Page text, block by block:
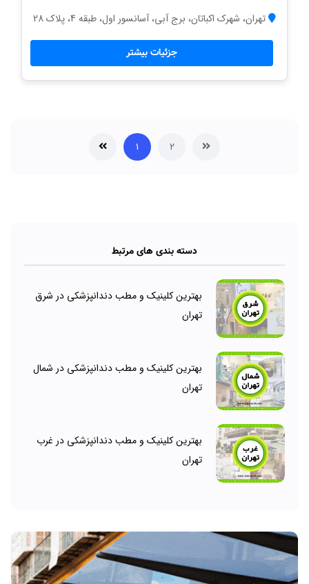
تهران، شهرک اکباتان، برج آبی، آسانسور اول، طبقه 4، پلاک 28
جزئیات بیشتر
۲ ۱
دسته بندی های مرتبط
بهترین کلینیک و مطب دندانپزشکی در شرق
تهران
بهترین کلینیک و مطب دندانپزشکی در شمال
تهران
بهترین کلینیک و مطب دندانپزشکی در غرب
تهران